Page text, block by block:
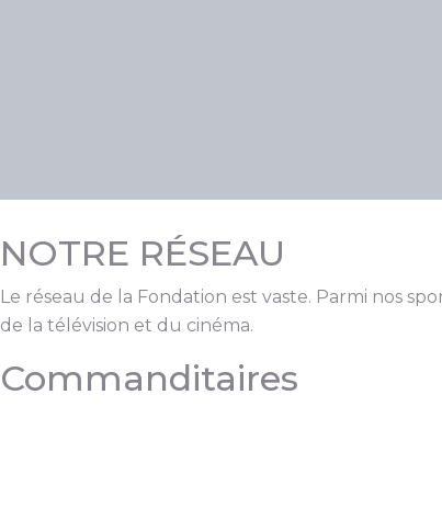
NOTRE RÉSEAU
Le réseau de la Fondation est vaste. Parmi nos
de la télévision et du cinéma.
Commanditaires